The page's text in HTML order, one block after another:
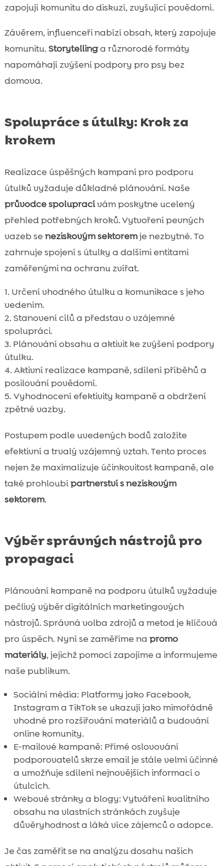
zapojují komunitu do diskuzí, zvyšující povědomí.
Závěrem, influenceři nabízí obsah, který zapojuje
komunitu. Storytellinga různorodé formáty
napomáhají zvýšení podpory pro psy bez
domova.
Spolupráce s útulky: Krok za
krokem
Realizace úspěšných kampaní pro podporu
útulků vyžaduje důkladné plánování. Naše
průvodce spolupracívám poskytne ucelený
přehled potřebných kroků. Vytvoření pevných
vazeb se neziskovým sektoremje nezbytné. To
zahrnuje spojení s útulky a dalšími entitami
zaměřenými na ochranu zvířat.
Určení vhodného útulku a komunikace s jeho
vedením.
Stanovení cílů a představ o vzájemné
spolupráci.
Plánování obsahu a aktivit ke zvýšení podpory
útulku.
Aktivní realizace kampaně, sdílení příběhů a
posilování povědomí.
Vyhodnocení efektivity kampaně a obdržení
zpětné vazby.
Postupem podle uvedených bodů založíte
efektivní a trvalý vzájemný vztah. Tento proces
nejen že maximalizuje účinkovitost kampaně, ale
také prohloubípartnerství s neziskovým
sektorem.
Výběr správných nástrojů pro
propagaci
Plánování kampaně na podporu útulků vyžaduje
pečlivý výběr digitálních marketingových
nástrojů. Správná volba zdrojů a metod je klíčová
pro úspěch. Nyní se zaměříme na promo
materiály, jejichž pomocí zapojíme a informujeme
naše publikum.
Sociální média: Platformy jako Facebook,
Instagram a TikTok se ukazují jako mimořádně
vhodné pro rozšiřování materiálů a budování
online komunity.
E-mailové kampaně: Přímé oslovování
podporovatelů skrze email je stále velmi účinné
a umožňuje sdílení nejnovějších informací o
útulcích.
Webové stránky a blogy: Vytváření kvalitního
obsahu na vlastních stránkách zvyšuje
důvěryhodnost a láká více zájemců o adopce.
Je čas zaměřit se na analýzu dosahu našich